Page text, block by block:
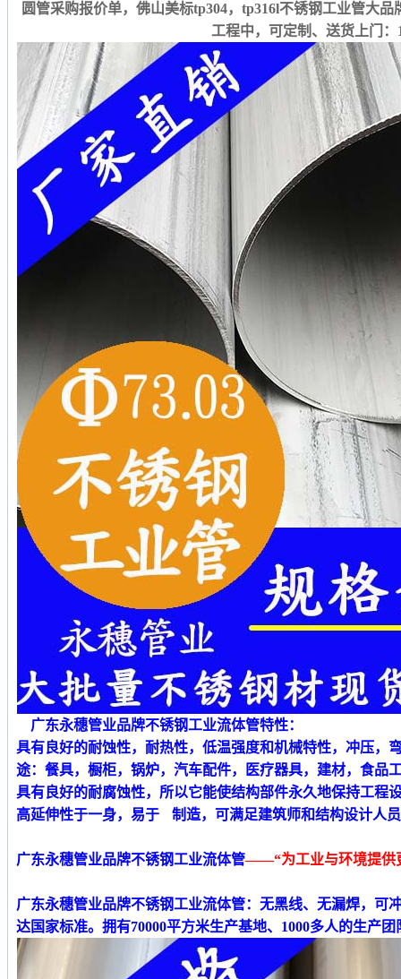
圆管采购报价单，佛山美标tp304，tp316l不锈钢工业管大
工程中，可定制、送货上门：
广东永穗管业品牌不锈钢工业流体管特性：
具有良好的耐蚀性，耐热性，低温强度和机械特性，冲压，
途：餐具，橱柜，锅炉，汽车配件，医疗器具，建材，食品
具有良好的耐腐蚀性，所以它能使结构部件永久地保持工程
高延伸性于一身，易于 制造，可满足建筑师和结构设计人
广东永穗管业品牌不锈钢工业流体管——“为工业与环境提供
广东永穗管业品牌不锈钢工业流体管：无黑线、无漏焊，可
达国家标准。拥有70000平方米生产基地、1000多人的生产团